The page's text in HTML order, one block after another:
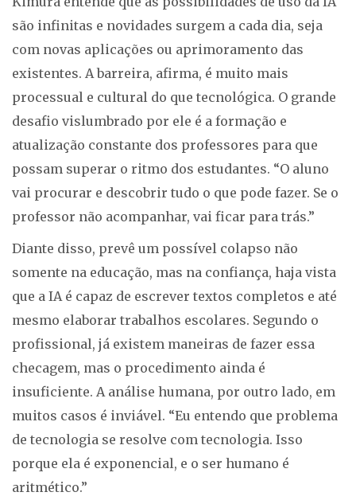
são infinitas e novidades surgem a cada dia, seja
com novas aplicações ou aprimoramento das
existentes. A barreira, afirma, é muito mais
processual e cultural do que tecnológica. O grande
desafio vislumbrado por ele é a formação e
atualização constante dos professores para que
possam superar o ritmo dos estudantes. “O aluno
vai procurar e descobrir tudo o que pode fazer. Se o
professor não acompanhar, vai ficar para trás.”
Diante disso, prevê um possível colapso não
somente na educação, mas na confiança, haja vista
que a IA é capaz de escrever textos completos e até
mesmo elaborar trabalhos escolares. Segundo o
profissional, já existem maneiras de fazer essa
checagem, mas o procedimento ainda é
insuficiente. A análise humana, por outro lado, em
muitos casos é inviável. “Eu entendo que problema
de tecnologia se resolve com tecnologia. Isso
porque ela é exponencial, e o ser humano é
aritmético.”